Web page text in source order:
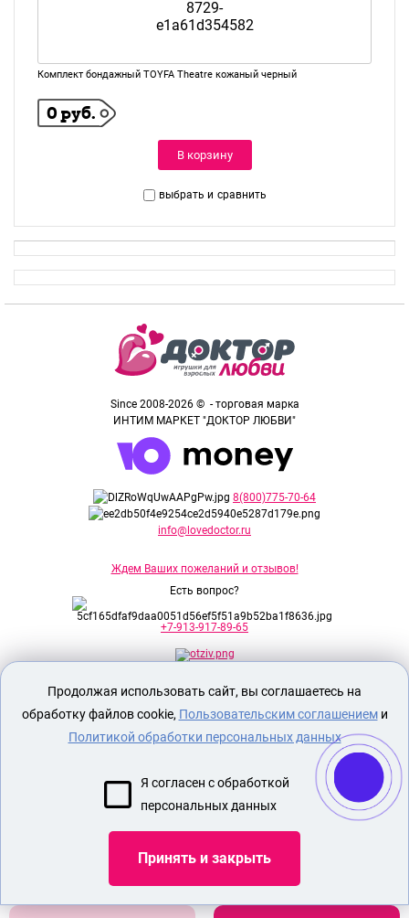
Комплект бондажный TOYFA Theatre кожаный черный
0 руб.
В корзину
выбрать и сравнить
Since 2008-2026 © - торговая марка
ИНТИМ МАРКЕТ "ДОКТОР ЛЮБВИ"
8(800)775-70-64
info@lovedoctor.ru
Ждем Ваших пожеланий и отзывов!
Есть вопрос?
+7-913-917-89-65
Секс шоп Доктор Любви предназначен
исключительно для лиц старше 18 лет!
Вся продукция имеет знак EAC
Евразийского соответствия.
ЭРОТИЧЕСКОЕ БЕЛЬЕ
Показать еще
Продолжая использовать сайт, вы соглашаетесь на
обработку файлов cookie, Пользовательским соглашениеми
Политикой обработки персональных данных
Я согласен с обработкой
персональных данных
Принять и закрыть